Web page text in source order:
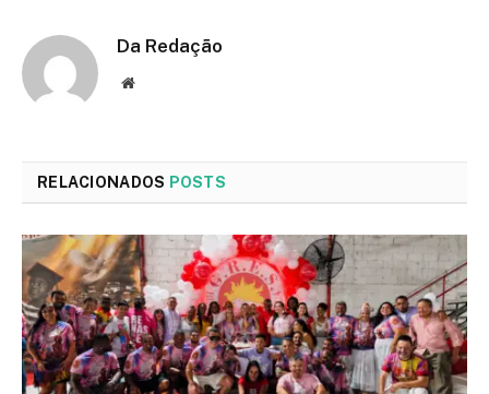
Da Redação
Site
RELACIONADOS POSTS